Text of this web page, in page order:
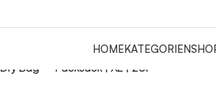
HOMEKATEGORIEN
Dry Bag – Packsack | XL | 20l